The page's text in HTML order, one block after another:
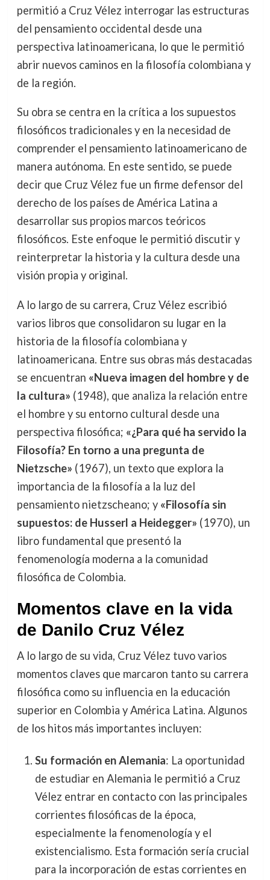
permitió a Cruz Vélez interrogar las estructuras
del pensamiento occidental desde una
perspectiva latinoamericana, lo que le permitió
abrir nuevos caminos en la filosofía colombiana y
de la región.
Su obra se centra en la crítica a los supuestos
filosóficos tradicionales y en la necesidad de
comprender el pensamiento latinoamericano de
manera autónoma. En este sentido, se puede
decir que Cruz Vélez fue un firme defensor del
derecho de los países de América Latina a
desarrollar sus propios marcos teóricos
filosóficos. Este enfoque le permitió discutir y
reinterpretar la historia y la cultura desde una
visión propia y original.
A lo largo de su carrera, Cruz Vélez escribió
varios libros que consolidaron su lugar en la
historia de la filosofía colombiana y
latinoamericana. Entre sus obras más destacadas
se encuentran «Nueva imagen del hombre y de
la cultura» (1948), que analiza la relación entre
el hombre y su entorno cultural desde una
perspectiva filosófica; «¿Para qué ha servido la
Filosofía? En torno a una pregunta de
Nietzsche» (1967), un texto que explora la
importancia de la filosofía a la luz del
pensamiento nietzscheano; y «Filosofía sin
supuestos: de Husserl a Heidegger» (1970), un
libro fundamental que presentó la
fenomenología moderna a la comunidad
filosófica de Colombia.
Momentos clave en la vida
de Danilo Cruz Vélez
A lo largo de su vida, Cruz Vélez tuvo varios
momentos claves que marcaron tanto su carrera
filosófica como su influencia en la educación
superior en Colombia y América Latina. Algunos
de los hitos más importantes incluyen:
Su formación en Alemania: La oportunidad
de estudiar en Alemania le permitió a Cruz
Vélez entrar en contacto con las principales
corrientes filosóficas de la época,
especialmente la fenomenología y el
existencialismo. Esta formación sería crucial
para la incorporación de estas corrientes en